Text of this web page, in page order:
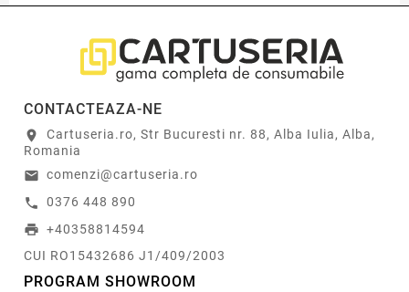
CONTACTEAZA-NE
location_on
Cartuseria.ro, Str Bucuresti nr. 88, Alba Iulia, Alba,
Romania
email comenzi@cartuseria.ro
call 0376 448 890
print +40358814594
CUI RO15432686 J1/409/2003
PROGRAM SHOWROOM